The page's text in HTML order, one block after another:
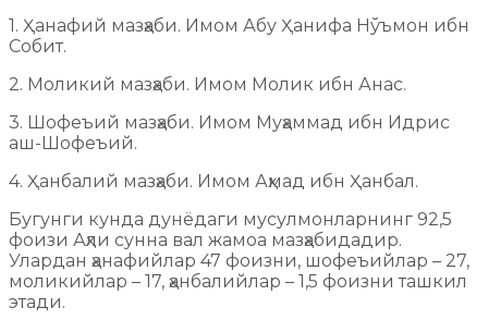
1. Ҳанафий мазҳаби. Имом Абу Ҳанифа Нўъмон ибн
Собит.
2. Моликий мазҳаби. Имом Молик ибн Анас.
3. Шофеъий мазҳаби. Имом Муҳаммад ибн Идрис
аш-Шофеъий.
4. Ҳанбалий мазҳаби. Имом Аҳмад ибн Ҳанбал.
Бугунги кунда дунёдаги мусулмонларнинг 92,5
фоизи Аҳли сунна вал жамоа мазҳабидадир.
Улардан ҳанафийлар 47 фоизни, шофеъийлар – 27,
моликийлар – 17, ҳанбалийлар – 1,5 фоизни ташкил
этади.